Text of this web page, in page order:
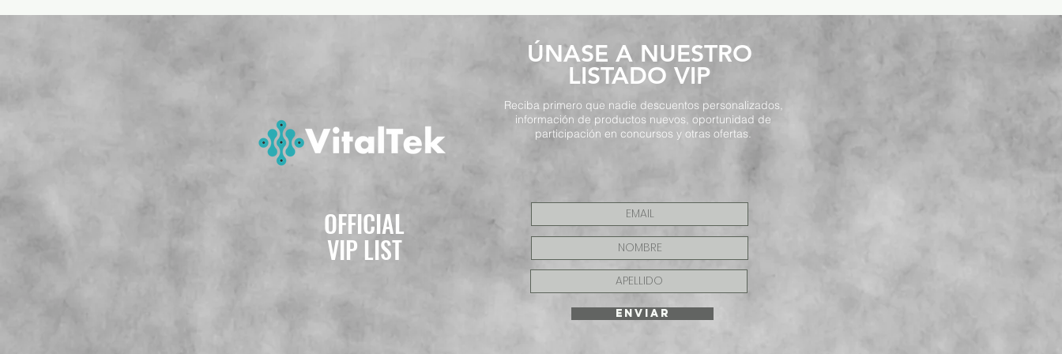
​ÚNASE A NUESTRO
LISTADO VIP
Reciba primero que nadie descuentos personalizados,
información de productos nuevos, oportunidad de
participación en concursos y otras ofertas.
OFFICIAL
VIP LIST
ENVIAR